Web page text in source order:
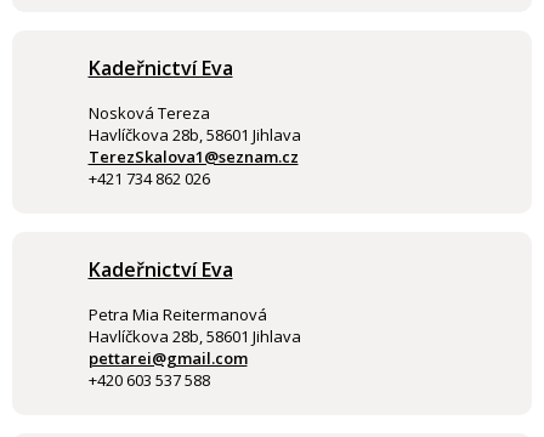
Kadeřnictví Eva
Nosková Tereza
Havlíčkova 28b, 58601 Jihlava
TerezSkalova1@seznam.cz
+421 734 862 026
Kadeřnictví Eva
Petra Mia Reitermanová
Havlíčkova 28b, 58601 Jihlava
pettarei@gmail.com
+420 603 537 588